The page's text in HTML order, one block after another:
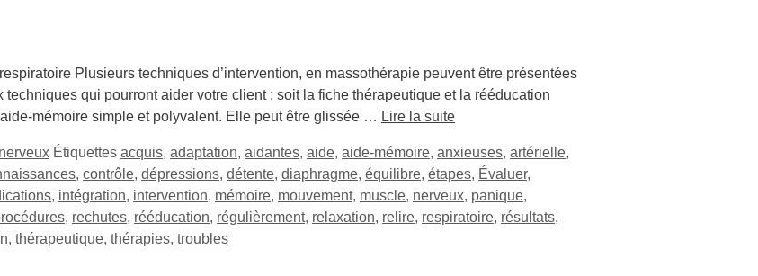
Plusieurs techniques d’intervention, en massothérapie peuvent être présentées
qui pourront aider votre client : soit la fiche thérapeutique et la rééducation
mémoire simple et polyvalent. Elle peut être glissée … Lire la suite
Étiquettes acquis, adaptation, aidantes, aide, aide-mémoire, anxieuses, artérielle,
, contrôle, dépressions, détente, diaphragme, équilibre, étapes, Évaluer,
, intégration, intervention, mémoire, mouvement, muscle, nerveux, panique,
, rechutes, rééducation, régulièrement, relaxation, relire, respiratoire, résultats,
, thérapeutique, thérapies, troubles